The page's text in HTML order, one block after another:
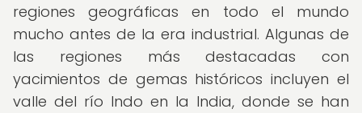
regiones geográficas en todo el mundo
mucho antes de la era industrial. Algunas de
las regiones más destacadas con
yacimientos de gemas históricos incluyen el
valle del río Indo en la India, donde se han